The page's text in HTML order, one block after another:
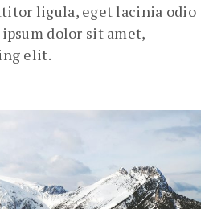
ligula, eget lacinia odio
dolor sit amet,
elit.